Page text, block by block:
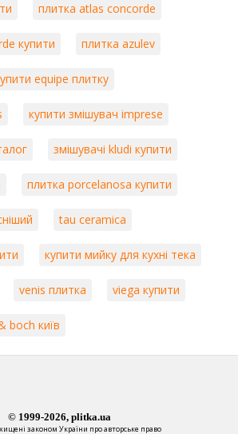
плитка atlas concorde
купити плитка azulev
equipe плитку
купити змішувач imprese
змішувачі kludi купити
плитка porcelanosa купити
tau ceramica
купити мийку для кухні тека
venis плитка viega купити
boch київ
© 1999-2026, plitka.ua
законом України про авторське право